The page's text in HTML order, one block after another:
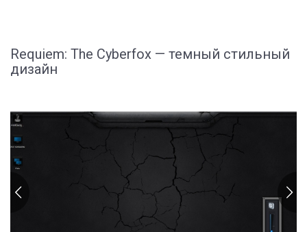
Requiem: The Cyberfox — темный стильный
дизайн